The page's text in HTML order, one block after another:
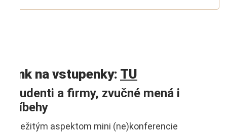
Link na vstupenky: TU
Študenti a firmy, zvučné mená i
príbehy
Dôležitým aspektom mini (ne)konferencie